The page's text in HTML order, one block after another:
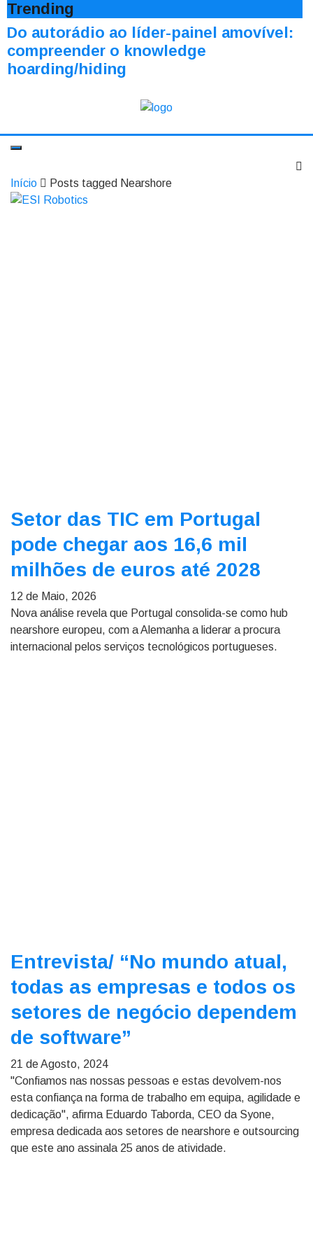
Trending
Do autorádio ao líder-painel amovível:
compreender o knowledge
hoarding/hiding
Início Posts tagged Nearshore
Setor das TIC em Portugal
pode chegar aos 16,6 mil
milhões de euros até 2028
12 de Maio, 2026
Nova análise revela que Portugal consolida-se como hub
nearshore europeu, com a Alemanha a liderar a procura
internacional pelos serviços tecnológicos portugueses.
Entrevista/ “No mundo atual,
todas as empresas e todos os
setores de negócio dependem
de software”
21 de Agosto, 2024
"Confiamos nas nossas pessoas e estas devolvem-nos
esta confiança na forma de trabalho em equipa, agilidade e
dedicação", afirma Eduardo Taborda, CEO da Syone,
empresa dedicada aos setores de nearshore e outsourcing
que este ano assinala 25 anos de atividade.